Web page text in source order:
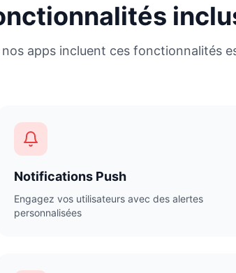
apps incluent ces fonctionnalités
Notifications Push
Engagez vos utilisateurs avec des alertes
personnalisées